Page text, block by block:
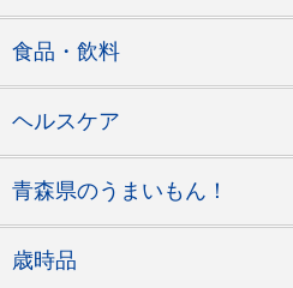
食品・飲料
ヘルスケア
青森県のうまいもん！
歳時品